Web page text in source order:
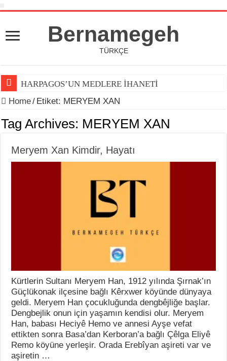
Bernamegeh
TÜRKÇE
HARPAGOS’UN MEDLERE İHANETİ
Home/ Etiket: MERYEM XAN
Tag Archives: MERYEM XAN
Meryem Xan Kimdir, Hayatı
Kürtlerin Sultanı Meryem Han, 1912 yılında Şırnak’ın
Güçlükonak ilçesine bağlı Kêrxwer köyünde dünyaya
geldi. Meryem Han çocukluğunda dengbêjliğe başlar.
Dengbejlik onun için yaşamın kendisi olur. Meryem
Han, babası Heciyê Hemo ve annesi Ayşe vefat
ettikten sonra Basa’dan Kerboran’a bağlı Çêlga Eliyê
Remo köyüne yerleşir. Orada Erebîyan aşireti var ve
aşiretin …